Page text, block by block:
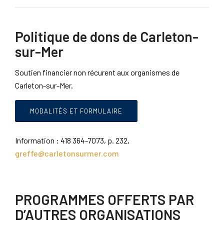
Politique de dons de Carleton-
sur-Mer
Soutien financier non récurent aux organismes de
Carleton-sur-Mer.
MODALITÉS ET FORMULAIRE
Information : 418 364-7073, p. 232,
greffe@carletonsurmer.com
PROGRAMMES OFFERTS PAR
D’AUTRES ORGANISATIONS